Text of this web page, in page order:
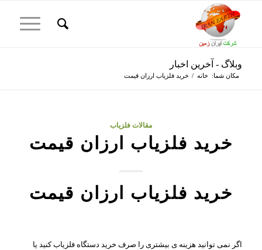
وبلاگ - آخرین اخبار
مکان شما: خانه / خرید فلزیاب ارزان قیمت
مقالات فلزیاب
خرید فلزیاب ارزان قیمت
خرید فلزیاب ارزان قیمت
اگر نمی توانید هزینه ی بیشتری را صرف خرید دستگاه فلزیاب کنید یا